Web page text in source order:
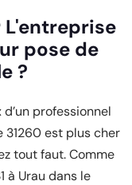
L'entreprise
pose de
?
professionnel
31260 est plus cher
tout faut. Comme
à Urau dans le